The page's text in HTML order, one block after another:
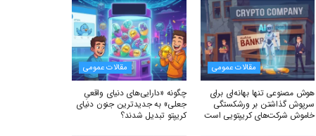
مقالات عمومی
هوش مصنوعی تنها بهانه‌ای برای
سرپوش گذاشتن بر ورشکستگی
خاموش شرکت‌های کریپتویی است
مقالات عمومی
چگونه «دارایی‌های دنیای واقعیِ
جعلی» به جدیدترین جنون دنیای
کریپتو تبدیل شدند؟